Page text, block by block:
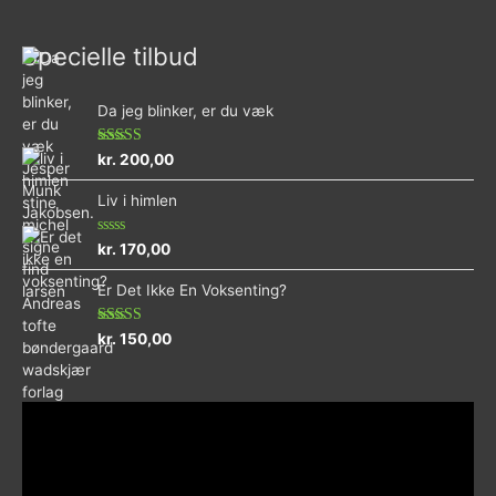
Specielle tilbud
Da jeg blinker, er du væk
Vurderet
ud af 5
kr. 200,00
Liv i himlen
Vurderet
ud
af
5
kr. 170,00
Er Det Ikke En Voksenting?
Vurderet
5.00
ud af 5
kr. 150,00